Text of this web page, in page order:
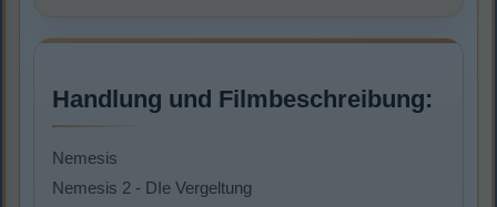
Handlung und Filmbeschreibung:
Nemesis
Nemesis 2 - DIe Vergeltung